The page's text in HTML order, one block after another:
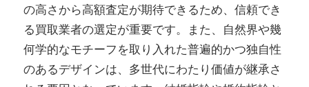
の高さから高額査定が期待できるため、信頼でき
る買取業者の選定が重要です。また、自然界や幾
何学的なモチーフを取り入れた普遍的かつ独自性
のあるデザインは、多世代にわたり価値が継承さ